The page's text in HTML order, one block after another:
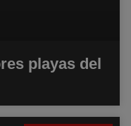
playas del